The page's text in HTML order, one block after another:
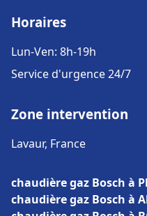
Horaires
Lun-Ven: 8h-19h
Service d'urgence 24/7
Zone intervention
Lavaur, France
chaudière gaz Bosch à
chaudière gaz Bosch à